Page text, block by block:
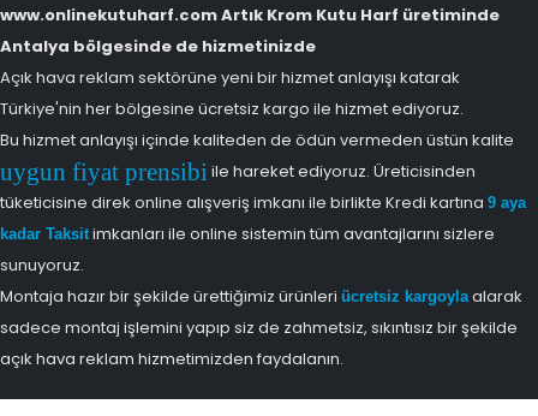
www.onlinekutuharf.com Artık Krom Kutu Harf üretiminde
Antalya bölgesinde de hizmetinizde
Açık hava reklam sektörüne yeni bir hizmet anlayışı katarak
Türkiye'nin her bölgesine ücretsiz kargo ile hizmet ediyoruz.
Bu hizmet anlayışı içinde kaliteden de ödün vermeden üstün kalite
uygun fiyat prensibi ile hareket ediyoruz. Üreticisinden
tüketicisine direk online alışveriş imkanı ile birlikte Kredi kartına 9 aya
kadar Taksitimkanları ile online sistemin tüm avantajlarını sizlere
sunuyoruz.
Montaja hazır bir şekilde ürettiğimiz ürünleri ücretsiz kargoylaalarak
sadece montaj işlemini yapıp siz de zahmetsiz, sıkıntısız bir şekilde
açık hava reklam hizmetimizden faydalanın.